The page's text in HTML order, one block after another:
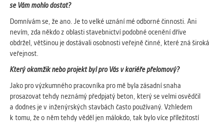
OSTATNÍ
Cookies, které aplikace nedokáže zařadit.
Naším cílem je, aby tato kategorie
zůstala prázdná a všechny cookies byly
uvedených výše.
se Vám mohlo dostat?
Domnívám se, že ano. Je to velké uznání mé odborné činnosti. Ani
nevím, zda někdo z oblasti stavebnictví podobné ocenění dříve
obdržel, většinou je dostávali osobnosti veřejně činné, které zná široká
veřejnost.
Který okamžik nebo projekt byl pro Vás v kariéře přelomový?
Jako pro výzkumného pracovníka pro mě byla zásadní snaha
prosazovat tehdy neznámý předpjatý beton, který se velmi osvědčil
a dodnes je v inženýrských stavbách často používaný. Vzhledem
k tomu, že o něm tehdy věděl jen málokdo, tak bylo více příležitostí